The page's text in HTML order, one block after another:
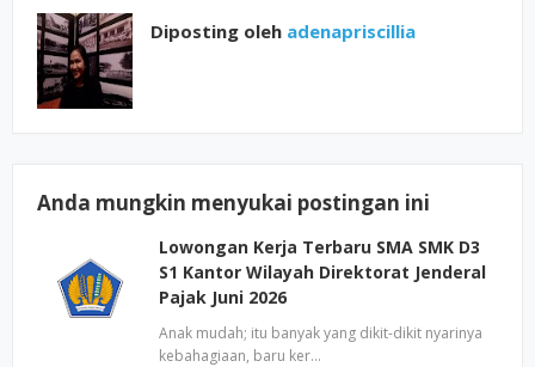
Diposting oleh adenapriscillia
Anda mungkin menyukai postingan ini
Lowongan Kerja Terbaru SMA SMK D3
S1 Kantor Wilayah Direktorat Jenderal
Pajak Juni 2026
Anak mudah; itu banyak yang dikit-dikit nyarinya
kebahagiaan, baru ker…